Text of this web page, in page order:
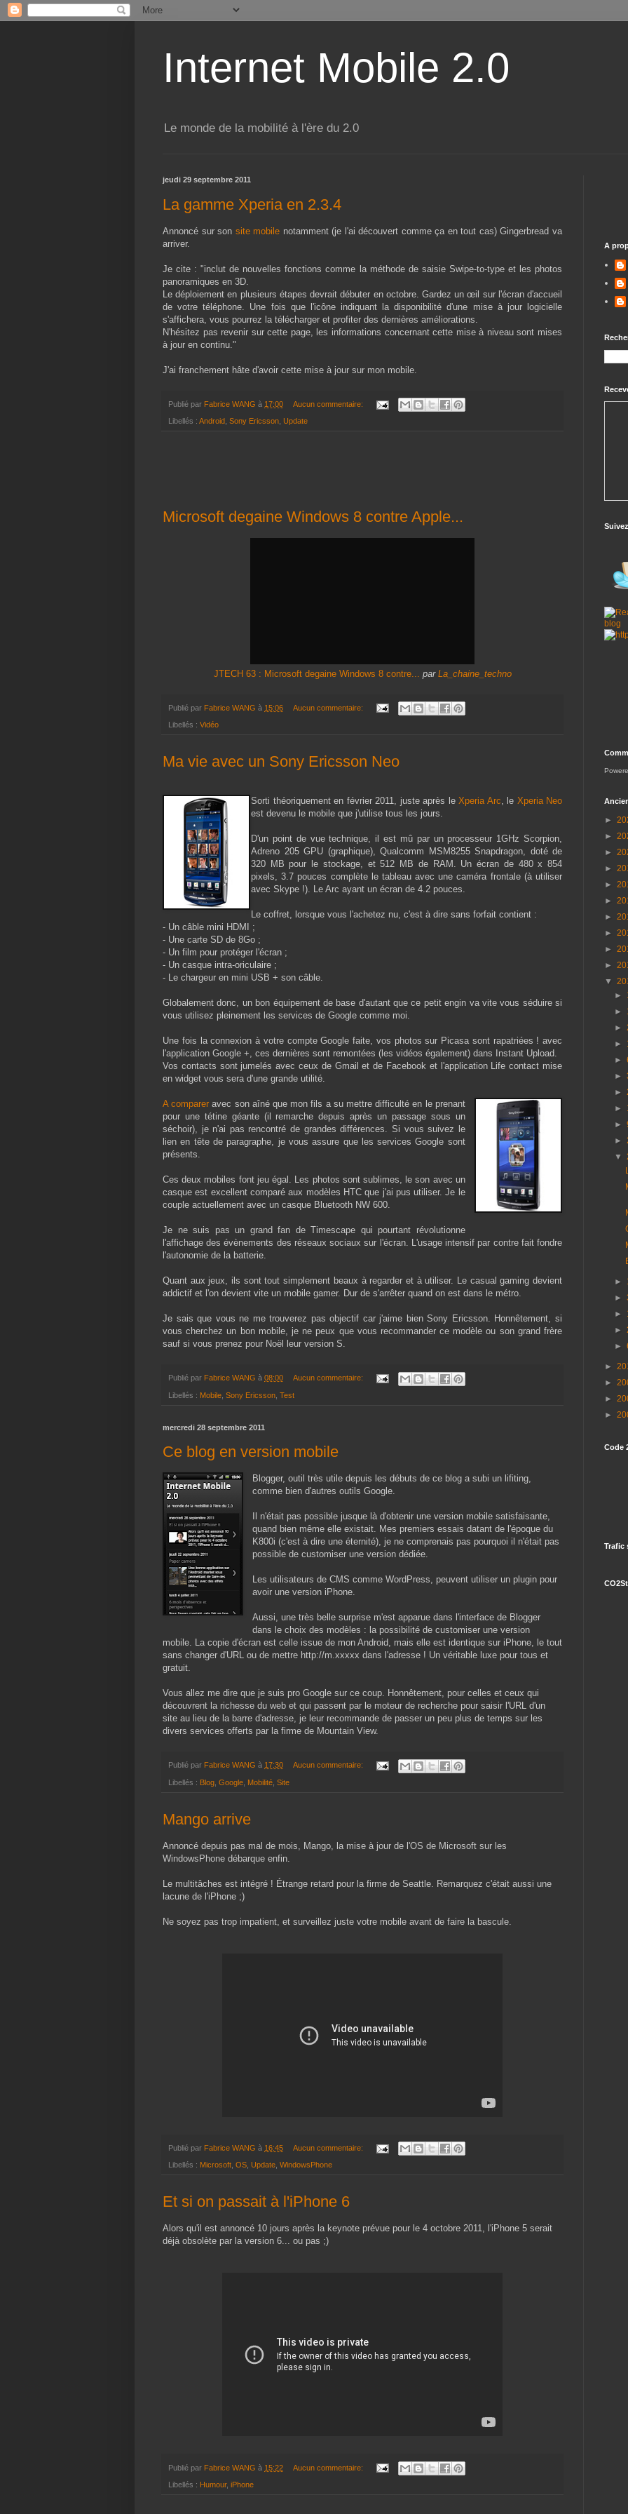
Internet Mobile 2.0
Le monde de la mobilité à l'ère du 2.0
jeudi 29 septembre 2011
La gamme Xperia en 2.3.4
Annoncé sur son site mobile notamment (je l'ai découvert comme ça en tout cas) Gingerbread va
arriver.
Je cite : "inclut de nouvelles fonctions comme la méthode de saisie Swipe-to-type et les photos
panoramiques en 3D.
Le déploiement en plusieurs étapes devrait débuter en octobre. Gardez un œil sur l'écran d'accueil
de votre téléphone. Une fois que l'icône indiquant la disponibilité d'une mise à jour logicielle
s'affichera, vous pourrez la télécharger et profiter des dernières améliorations.
N'hésitez pas revenir sur cette page, les informations concernant cette mise à niveau sont mises
à jour en continu."
J'ai franchement hâte d'avoir cette mise à jour sur mon mobile.
Publié par Fabrice WANG à 17:00 Aucun commentaire:
Libellés : Android, Sony Ericsson, Update
Microsoft degaine Windows 8 contre Apple...
JTECH 63 : Microsoft degaine Windows 8 contre... par La_chaine_techno
Publié par Fabrice WANG à 15:06 Aucun commentaire:
Libellés : Vidéo
Ma vie avec un Sony Ericsson Neo
Sorti théoriquement en février 2011, juste après le Xperia Arc, le Xperia Neo
est devenu le mobile que j'utilise tous les jours.
D'un point de vue technique, il est mû par un processeur 1GHz Scorpion,
Adreno 205 GPU (graphique), Qualcomm MSM8255 Snapdragon, doté de
320 MB pour le stockage, et 512 MB de RAM. Un écran de 480 x 854
pixels, 3.7 pouces complète le tableau avec une caméra frontale (à utiliser
avec Skype !). Le Arc ayant un écran de 4.2 pouces.
Le coffret, lorsque vous l'achetez nu, c'est à dire sans forfait contient :
- Un câble mini HDMI ;
- Une carte SD de 8Go ;
- Un film pour protéger l'écran ;
- Un casque intra-oriculaire ;
- Le chargeur en mini USB + son câble.
Globalement donc, un bon équipement de base d'autant que ce petit engin va vite vous séduire si
vous utilisez pleinement les services de Google comme moi.
Une fois la connexion à votre compte Google faite, vos photos sur Picasa sont rapatriées ! avec
l'application Google +, ces dernières sont remontées (les vidéos également) dans Instant Upload.
Vos contacts sont jumelés avec ceux de Gmail et de Facebook et l'application Life contact mise
en widget vous sera d'une grande utilité.
A comparer avec son aîné que mon fils a su mettre difficulté en le prenant
pour une tétine géante (il remarche depuis après un passage sous un
séchoir), je n'ai pas rencontré de grandes différences. Si vous suivez le
lien en tête de paragraphe, je vous assure que les services Google sont
présents.
Ces deux mobiles font jeu égal. Les photos sont sublimes, le son avec un
casque est excellent comparé aux modèles HTC que j'ai pus utiliser. Je le
couple actuellement avec un casque Bluetooth NW 600.
Je ne suis pas un grand fan de Timescape qui pourtant révolutionne
l'affichage des évènements des réseaux sociaux sur l'écran. L'usage intensif par contre fait fondre
l'autonomie de la batterie.
Quant aux jeux, ils sont tout simplement beaux à regarder et à utiliser. Le casual gaming devient
addictif et l'on devient vite un mobile gamer. Dur de s'arrêter quand on est dans le métro.
Je sais que vous ne me trouverez pas objectif car j'aime bien Sony Ericsson. Honnêtement, si
vous cherchez un bon mobile, je ne peux que vous recommander ce modèle ou son grand frère
sauf si vous prenez pour Noël leur version S.
Publié par Fabrice WANG à 08:00 Aucun commentaire:
Libellés : Mobile Sony Ericsson Test
mercredi 28 septembre 2011
Ce blog en version mobile
Blogger, outil très utile depuis les débuts de ce blog a subi un lifiting,
comme bien d'autres outils Google.
Il n'était pas possible jusque là d'obtenir une version mobile satisfaisante,
quand bien même elle existait. Mes premiers essais datant de l'époque du
K800i (c'est à dire une éternité), je ne comprenais pas pourquoi il n'était pas
possible de customiser une version dédiée.
Les utilisateurs de CMS comme WordPress, peuvent utiliser un plugin pour
avoir une version iPhone.
Aussi, une très belle surprise m'est apparue dans l'interface de Blogger
dans le choix des modèles : la possibilité de customiser une version
mobile. La copie d'écran est celle issue de mon Android, mais elle est identique sur iPhone, le tout
sans changer d'URL ou de mettre http://m.xxxxx dans l'adresse ! Un véritable luxe pour tous et
gratuit.
Vous allez me dire que je suis pro Google sur ce coup. Honnêtement, pour celles et ceux qui
découvrent la richesse du web et qui passent par le moteur de recherche pour saisir l'URL d'un
site au lieu de la barre d'adresse, je leur recommande de passer un peu plus de temps sur les
divers services offerts par la firme de Mountain View.
Publié par Fabrice WANG à 17:30 Aucun commentaire:
Libellés : Blog Google Mobilité Site
Mango arrive
Annoncé depuis pas mal de mois, Mango, la mise à jour de l'OS de Microsoft sur les
WindowsPhone débarque enfin.
Le multitâches est intégré ! Étrange retard pour la firme de Seattle. Remarquez c'était aussi une
lacune de l'iPhone ;)
Ne soyez pas trop impatient, et surveillez juste votre mobile avant de faire la bascule.
Publié par Fabrice WANG à 16:45 Aucun commentaire:
Libellés : Microsoft OS Update WindowsPhone
Et si on passait à l'iPhone 6
Alors qu'il est annoncé 10 jours après la keynote prévue pour le 4 octobre 2011, l'iPhone 5 serait
déjà obsolète par la version 6... ou pas ;)
Publié par Fabrice WANG à 15:22 Aucun commentaire:
Libellés : Humour, iPhone
A
►
►
►
►
►
►
►
►
►
►
▼
►
►
►
►
►
►
►
►
►
►
▼
►
►
►
►
►
►
►
►
►
Code
Trafic